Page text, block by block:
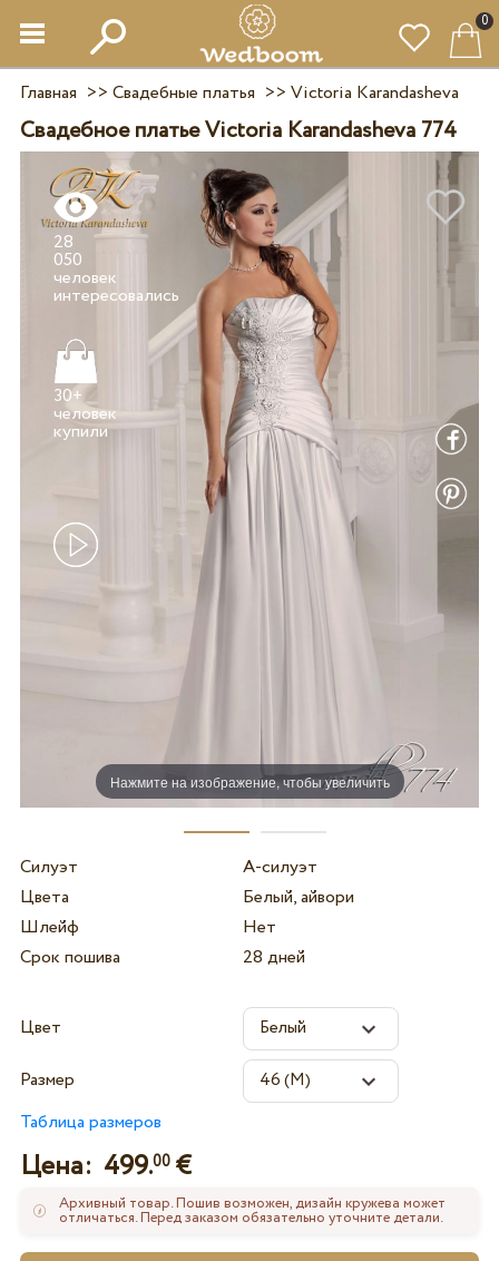
0
Главная >> Свадебные платья >> Victoria Karandasheva
Свадебное платье Victoria Karandasheva 774
Нажмите на изображение, чтобы увеличить
28
050
человек
30+
человек
купили
Силуэт
А-силуэт
Цвета
Белый, айвори
Шлейф
Нет
Срок пошива
28 дней
Цвет
Размер
Таблица размеров
Цена: 499.00€
Архивный товар. Пошив возможен, дизайн кружева может
отличаться. Перед заказом обязательно уточните детали.